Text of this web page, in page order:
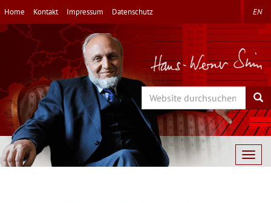
Direkt
zum
Inhalt
Home Kontakt Impressum Datenschutz EN
Search